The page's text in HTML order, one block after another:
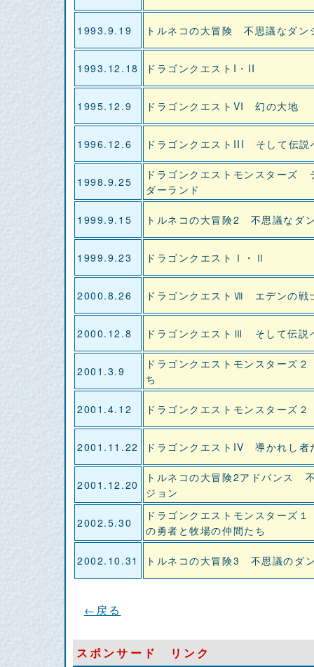
1993.9.19 トルネコの大冒険 不思議なダン
1993.12.18 ドラゴンクエストI・II
1995.12.9 ドラゴンクエストVI 幻の大地
1996.12.6 ドラゴンクエストIII そして伝説
1998.9.25
ドラゴンクエストモンスターズ
ダーランド
1999.9.15 トルネコの大冒険2 不思議なダ
1999.9.23 ドラゴンクエストⅠ・Ⅱ
2000.8.26 ドラゴンクエストⅦ エデンの戦
2000.12.8 ドラゴンクエストⅢ そして伝説
2001.3.9
ドラゴンクエストモンスターズ
ち
2001.4.12 ドラゴンクエストモンスターズ
2001.11.22 ドラゴンクエストIV 導かれし者
2001.12.20
トルネコの大冒険2アドバンス
ジョン
2002.5.30
ドラゴンクエストモンスターズ
の勇者と牧場の仲間たち
2002.10.31 トルネコの大冒険3 不思議のダ
←戻る
スポンサード リンク